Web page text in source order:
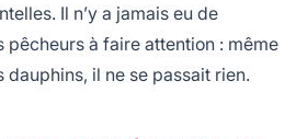
Il n’y a jamais eu de
pêcheurs à faire attention : même
dauphins, il ne se passait rien.